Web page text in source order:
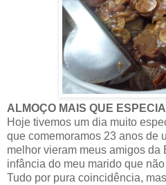
ALMOÇO MAIS QUE
Hoje tivemos um dia muito
que comemoramos 23 anos de
melhor vieram meus amigos da
infância do meu marido que
Tudo por pura coincidência,